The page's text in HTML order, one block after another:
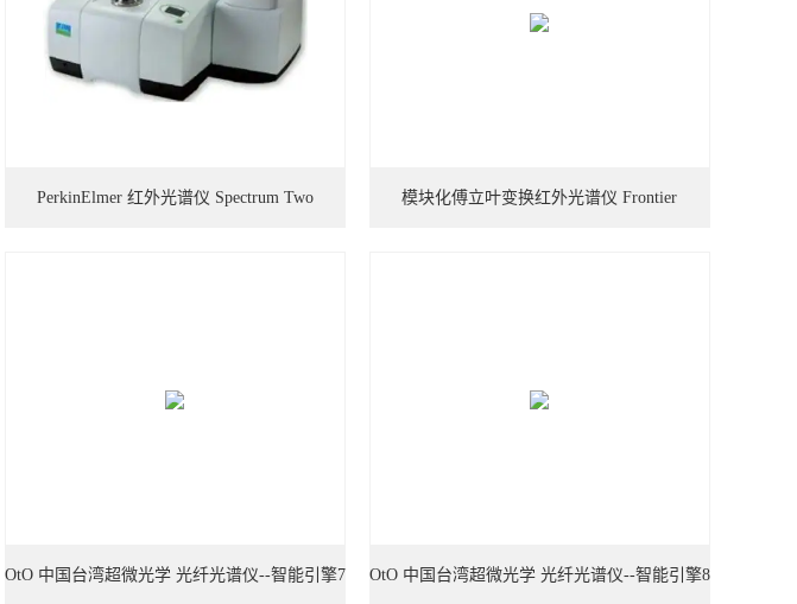
PerkinElmer 红外光谱仪 Spectrum Two 模块化傅立叶变换红外光谱仪 Frontier
OtO 中国台湾超微光学 光纤光谱仪--智能引擎7 OtO 中国台湾超微光学 光纤光谱仪--智能引擎8